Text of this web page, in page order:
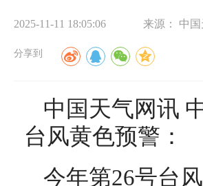
2025-11-11 18:05:06 来源： 中国
分享到
中国天气网讯
台风黄色预警：
今年第26号台